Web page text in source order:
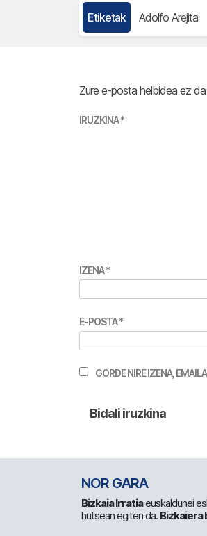
Etiketak Adolfo Arejita
Zure e-posta helbidea ez
IRUZKINA*
IZENA*
E-POSTA*
GORDE NIRE IZENA,
NOR GARA
Bizkaia Irratiaeuskaldunei
hutsean egiten da. Bizkaiera